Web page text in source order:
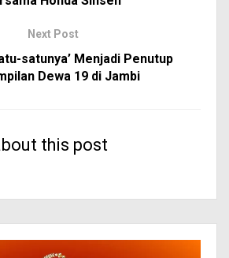
Next Post
satunya’ Menjadi Penutup
Dewa 19 di Jambi
this post